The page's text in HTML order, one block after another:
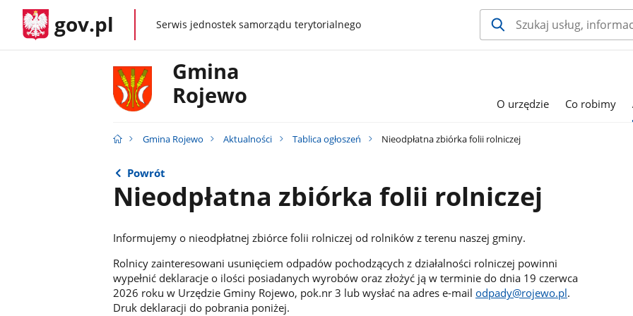
gov.pl gov.plSerwis jednostek samorządu terytorialnego
Gmina
Rojewo
O urzędzie Co robimy
Gmina Rojewo Aktualności Tablica ogłoszeń Nieodpłatna zbiórka folii rolniczej
Powrót
Nieodpłatna zbiórka folii rolniczej
Informujemy o nieodpłatnej zbiórce folii rolniczej od rolników z terenu naszej gminy.
Rolnicy zainteresowani usunięciem odpadów pochodzących z działalności rolniczej powinni
wypełnić deklaracje o ilości posiadanych wyrobów oraz złożyć ją w terminie do dnia 19 czerwca
2026 roku w Urzędzie Gminy Rojewo, pok.nr 3 lub wysłać na adres e-mail odpady@rojewo.pl.
Druk deklaracji do pobrania poniżej.